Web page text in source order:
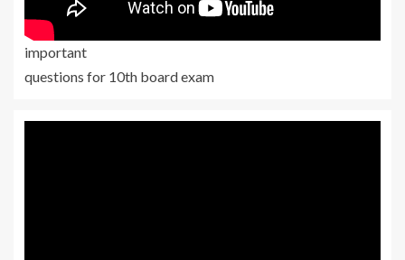
important
questions for 10th board exam